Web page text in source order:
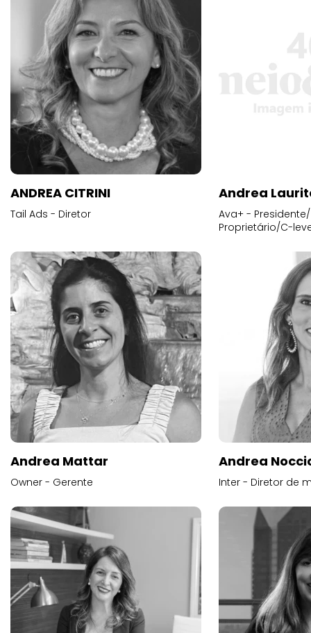
ANDREA CITRINI
Tail Ads - Diretor
Andrea
Ava+ -
Proprietário/C-
Andrea Mattar
Owner - Gerente
Andrea
Inter - Diretor de